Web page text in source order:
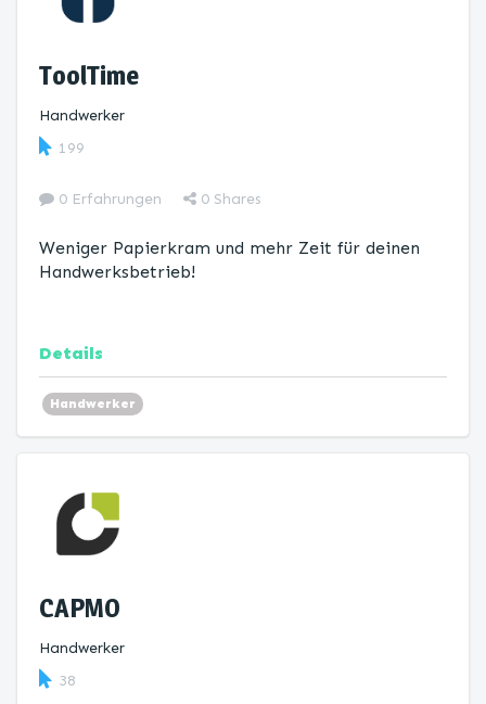
ToolTime
Handwerker
199
0 Erfahrungen 0 Shares
Weniger Papierkram und mehr Zeit für deinen
Handwerksbetrieb!
Details
Handwerker
CAPMO
Handwerker
38